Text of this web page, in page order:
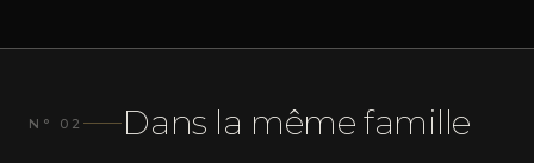
N° 02 Dans la même famille